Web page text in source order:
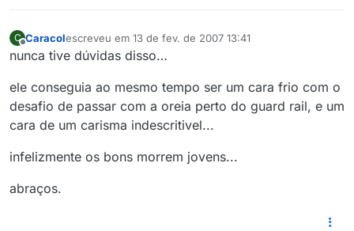
C
Offline
Caracolescreveu em 13 de fev. de 2007 13:41
última edição por
nunca tive dúvidas disso…
ele conseguia ao mesmo tempo ser um cara frio com o
desafio de passar com a oreia perto do guard rail, e um
cara de um carisma indescritivel...
infelizmente os bons morrem jovens...
abraços.